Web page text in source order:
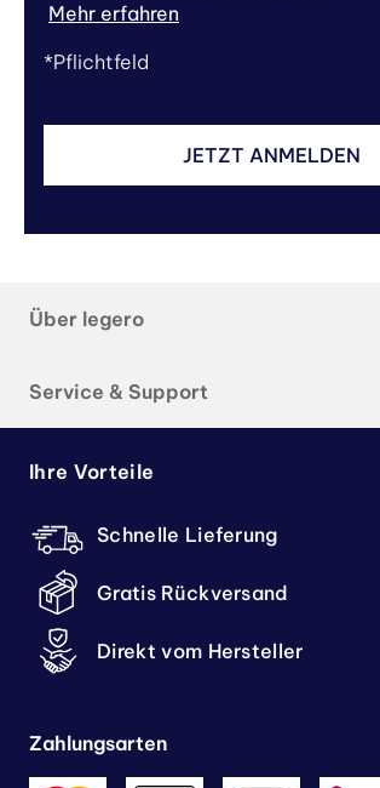
Mehr erfahren
*Pflichtfeld
JETZT ANMELDEN
Über legero
Service & Support
Ihre Vorteile
Schnelle Lieferung
Gratis Rückversand
Direkt vom Hersteller
Zahlungsarten